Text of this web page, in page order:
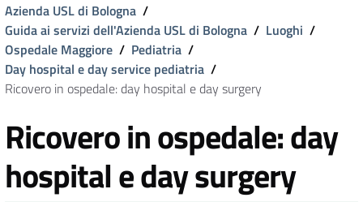
Azienda USL di Bologna /
Guida ai servizi dell'Azienda USL di Bologna / Luoghi /
Ospedale Maggiore / Pediatria /
Day hospital e day service pediatria /
Ricovero in ospedale: day hospital e day surgery
Ricovero in ospedale: day
hospital e day surgery